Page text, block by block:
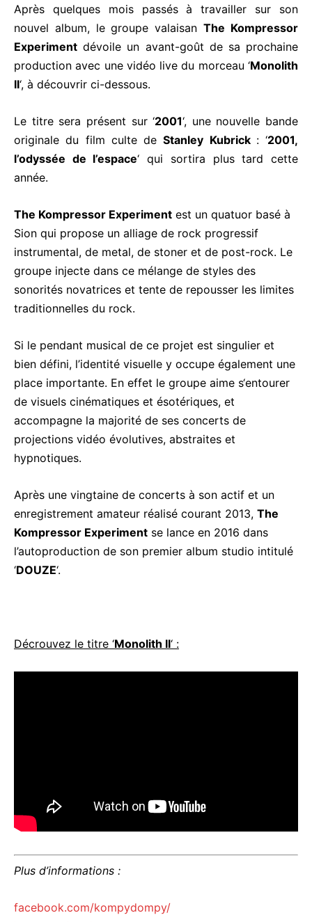
Après quelques mois passés à travailler sur son
nouvel album, le groupe valaisanThe Kompressor
Experiment dévoile un avant-goût de sa prochaine
production avec une vidéo live du morceau ‘Monolith
II‘, à découvrir ci-dessous.
Le titre sera présent sur ‘2001‘, une nouvelle bande
originale du film culte deStanley Kubrick : ‘2001,
l’odyssée de l’espace‘ qui sortira plus tard cette
année.
The Kompressor Experiment est un quatuor basé à
Sion qui propose un alliage de rock progressif
instrumental, de metal, de stoner et de post-rock. Le
groupe injecte dans ce mélange de styles des
sonorités novatrices et tente de repousser les limites
traditionnelles du rock.
Si le pendant musical de ce projet est singulier et
bien défini, l’identité visuelle y occupe également une
place importante. En effet le groupe aime s‘entourer
de visuels cinématiques et ésotériques, et
accompagne la majorité de ses concerts de
projections vidéo évolutives, abstraites et
hypnotiques.
Après une vingtaine de concerts à son actif et un
enregistrement amateur réalisé courant 2013, The
Kompressor Experiment se lance en 2016 dans
l’autoproduction de son premier album studio intitulé
‘DOUZE‘.
Décrouvez le titre ‘Monolith II‘ :
Plus d’informations :
facebook.com/kompydompy/